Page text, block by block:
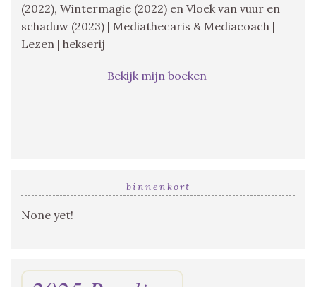
(2022), Wintermagie (2022) en Vloek van vuur en
schaduw (2023) | Mediathecaris & Mediacoach |
Lezen | hekserij
Bekijk mijn boeken
binnenkort
None yet!